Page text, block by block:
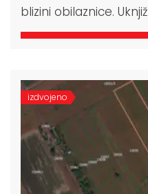
blizini obilaznice.
izdvojeno